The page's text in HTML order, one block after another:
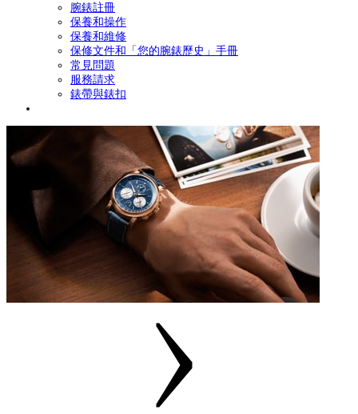
腕錶註冊
保養和操作
保養和維修
保修文件和「您的腕錶歷史」手冊
常見問題
服務請求
錶帶與錶扣